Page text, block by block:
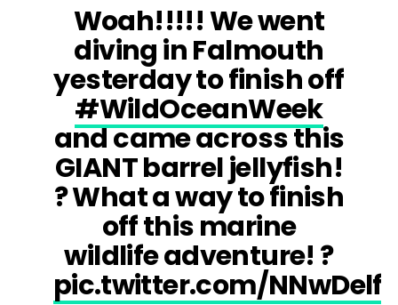
Woah!!!!! We went
diving in Falmouth
yesterday to finish off
#WildOceanWeek
and came across this
GIANT barrel jellyfish!
? What a way to finish
off this marine
wildlife adventure! ?
pic.twitter.com/